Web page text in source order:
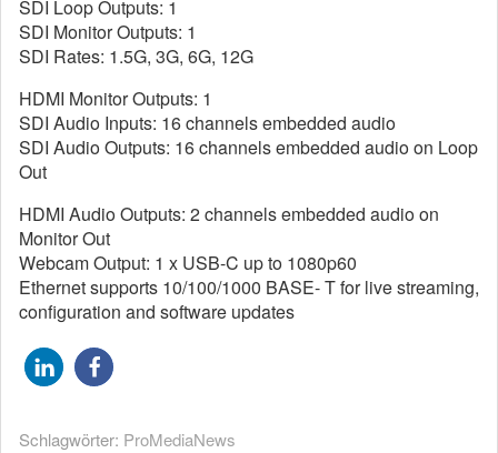
SDI Loop Outputs: 1
SDI Monitor Outputs: 1
SDI Rates: 1.5G, 3G, 6G, 12G
HDMI Monitor Outputs: 1
SDI Audio Inputs: 16 channels embedded audio
SDI Audio Outputs: 16 channels embedded audio on Loop
Out
HDMI Audio Outputs: 2 channels embedded audio on
Monitor Out
Webcam Output: 1 x USB-C up to 1080p60
Ethernet supports 10/100/1000 BASE- T for live streaming,
configuration and software updates
Schlagwörter: ProMediaNews